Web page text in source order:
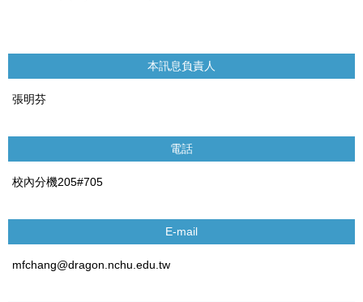
本訊息負責人
張明芬
電話
校內分機205#705
E-mail
mfchang@dragon.nchu.edu.tw